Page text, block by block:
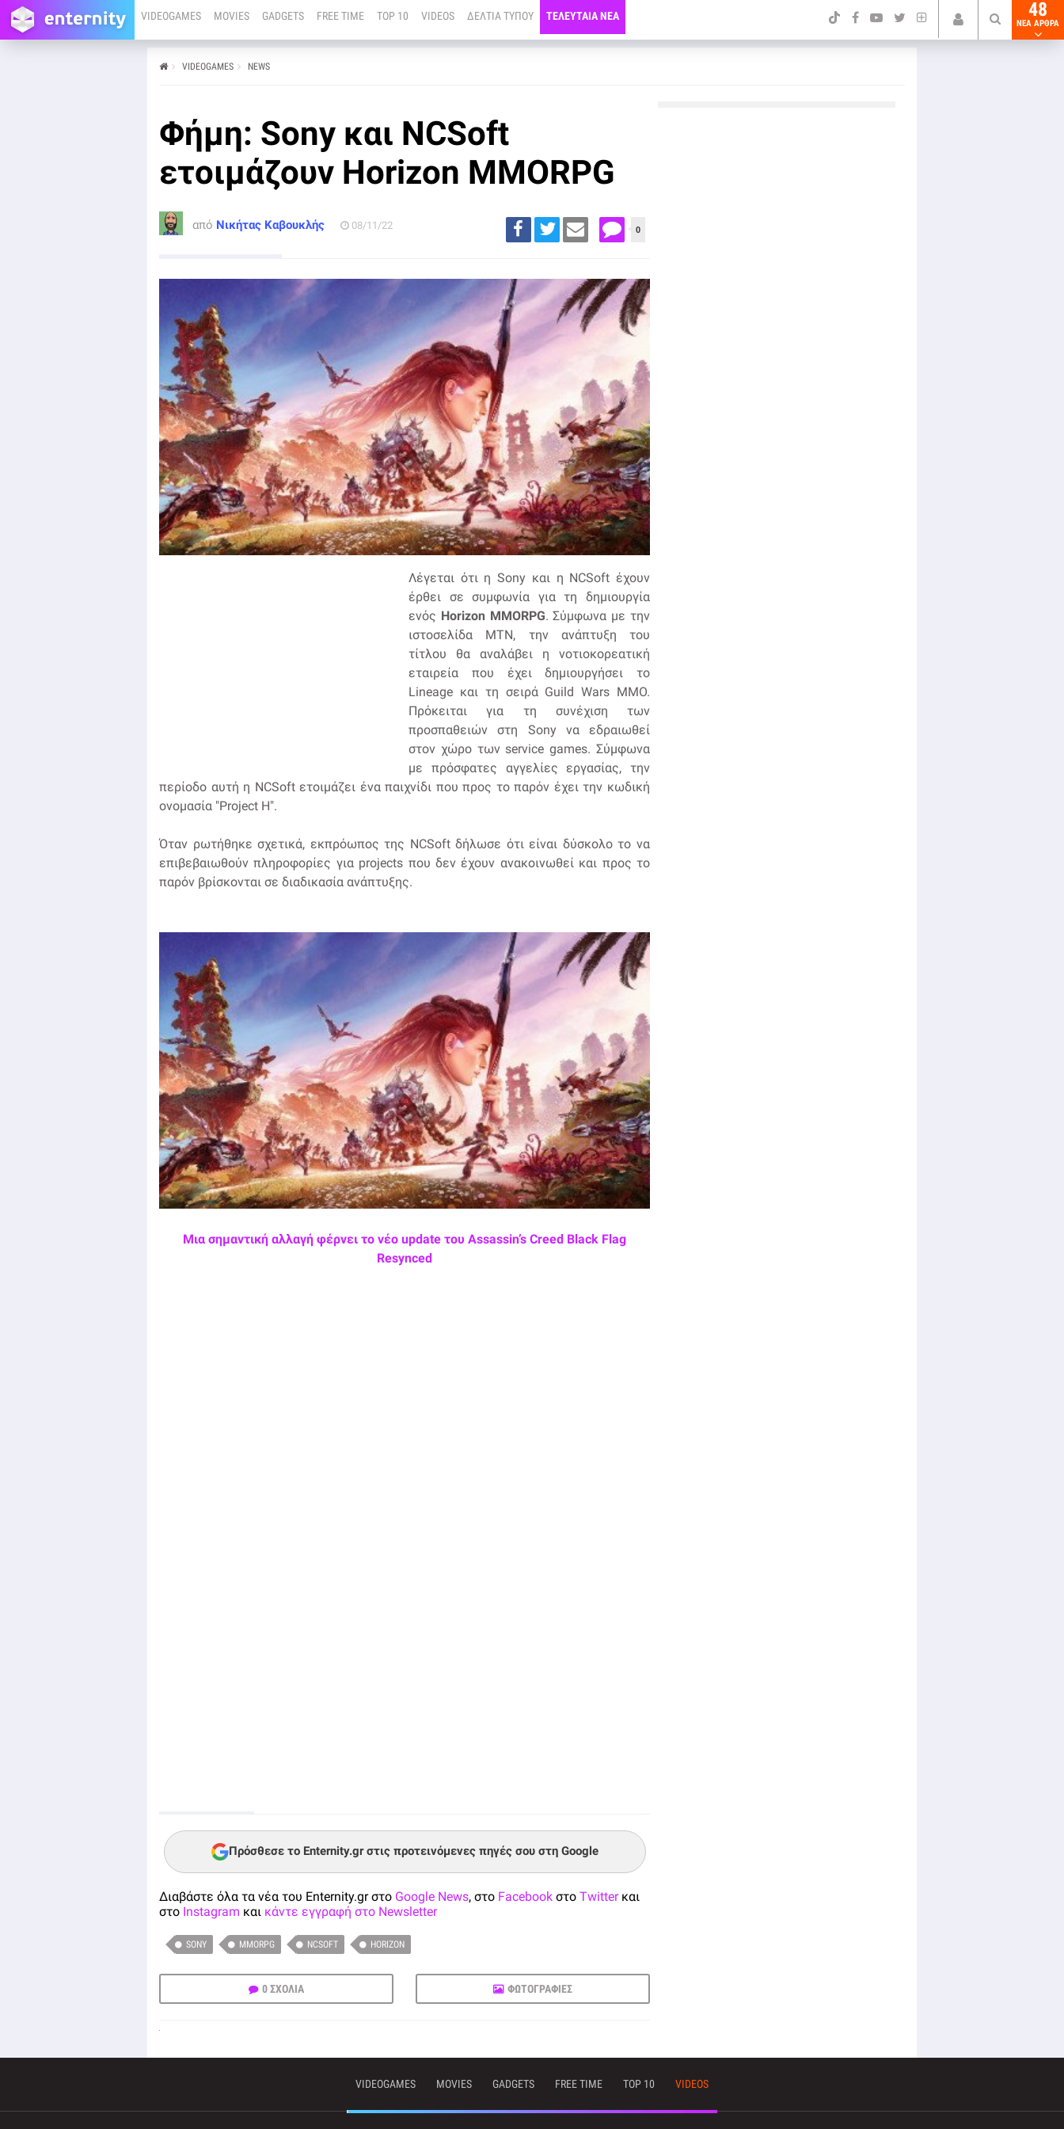
VIDEOGAMES MOVIES GADGETS FREE TIME TOP 10 VIDEOS ΔΕΛΤΙΑ ΤΥΠΟΥ ΤΕΛΕΥΤΑΙΑ ΝΕΑ 48
NEA ΑΡΘΡΑ
VIDEOGAMES NEWS
Φήμη: Sony και NCSoft
ετοιμάζουν Horizon MMORPG
από Νικήτας Καβουκλής 08/11/22 0
Λέγεται ότι η Sony και η NCSoft έχουν
έρθει σε συμφωνία για τη δημιουργία
ενός Horizon MMORPG. Σύμφωνα με την
ιστοσελίδα MTN, την ανάπτυξη του
τίτλου θα αναλάβει η νοτιοκορεατική
εταιρεία που έχει δημιουργήσει το
Lineage και τη σειρά Guild Wars MMO.
Πρόκειται για τη συνέχιση των
προσπαθειών στη Sony να εδραιωθεί
στον χώρο των service games. Σύμφωνα
με πρόσφατες αγγελίες εργασίας, την
περίοδο αυτή η NCSoft ετοιμάζει ένα παιχνίδι που προς το παρόν έχει την κωδική
ονομασία "Project H".
Όταν ρωτήθηκε σχετικά, εκπρόωπος της NCSoft δήλωσε ότι είναι δύσκολο το να
επιβεβαιωθούν πληροφορίες για projects που δεν έχουν ανακοινωθεί και προς το
παρόν βρίσκονται σε διαδικασία ανάπτυξης.
Μια σημαντική αλλαγή φέρνει το νέο update του Assassin’s Creed Black Flag
Resynced
Πρόσθεσε το Enternity.gr στις προτεινόμενες πηγές σου στη Google
Διαβάστε όλα τα νέα του Enternity.gr στο Google News, στο Facebook στο Twitterκαι
στο Instagram και κάντε εγγραφή στο Newsletter
SONY MMORPG NCSOFT HORIZON
0 ΣΧΟΛΙΑ ΦΩΤΟΓΡΑΦΙΕΣ
Νικήτας Καβουκλής
συμφωνία για τη δημιουργία ενός Horizon MMORPG.
VIDEOGAMES MOVIES GADGETS FREE TIME TOP 10 VIDEOS